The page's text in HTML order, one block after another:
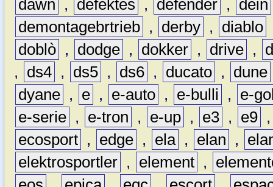
dawn , defektes , defender , dein
demontagebrtrieb , derby , diablo
doblò , dodge , dokker , drive ,
,
ds4 , ds5 , ds6 , ducato , dune
dyane , e , e-auto , e-bulli ,
e-
e-serie , e-tron , e-up , e3 , e9
ecosport , edge , ela , elan ,
elektrosportler , element ,